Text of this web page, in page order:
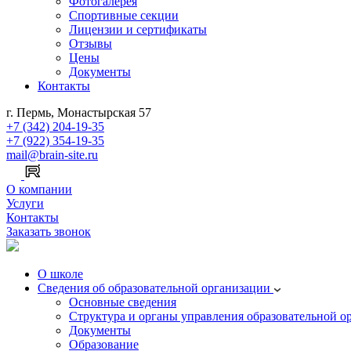
Спортивные секции
Лицензии и сертификаты
Отзывы
Цены
Документы
Контакты
г. Пермь, Монастырская 57
+7 (342) 204-19-35
+7 (922) 354-19-35
mail@brain-site.ru
О компании
Услуги
Контакты
Заказать звонок
О школе
Сведения об образовательной организации
Основные сведения
Структура и органы управления образовательной
Документы
Образование